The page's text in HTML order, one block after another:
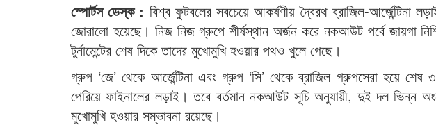
স্পোর্টস ডেস্ক : বিশ্ব ফুটবলের সবচেয়ে আকর্ষণীয় দ্বৈরথ ব্রাজিল-আর্জেন্টিনা
জোরালো হয়েছে। নিজ নিজ গ্রুপে শীর্ষস্থান অর্জন করে নকআউট পর্বে জায়গা
টুর্নামেন্টের শেষ দিকে তাদের মুখোমুখি হওয়ার পথও খুলে গেছে।
গ্রুপ ‘জে’ থেকে আর্জেন্টিনা এবং গ্রুপ ‘সি’ থেকে ব্রাজিল গ্রুপসেরা হয়ে
পেরিয়ে ফাইনালের লড়াই। তবে বর্তমান নকআউট সূচি অনুযায়ী, দুই দল ভিন্ন
মুখোমুখি হওয়ার সম্ভাবনা রয়েছে।